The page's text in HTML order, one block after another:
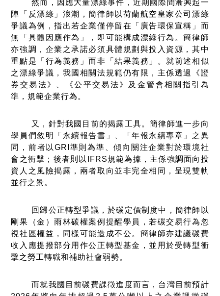
然而，因應大量漂綠事件，近期國際間漸興起一
陣「反漂綠」浪潮，簡律師以荷蘭航空皇家公司漂綠
爭議為例，指出若企業僅停留在「廣告環保宣稱」而
無「具體因應作為」，即可能構成漂綠行為。簡律師
亦強調，企業之承諾必須具體規劃與投入資源，其中
重點是「行為義務」而非「結果義務」。就前述相似
之漂綠爭議，我國相關法規範仍有限，主係透過《證
券交易法》、《公平交易法》及金管會相關指引為
準，規範企業行為。
又，針對我國目前的揭露工具。簡律師進一步向
學員們敘明「永續報告書」、「年報永續專章」之異
同，前者以GRI準則為準、傾向關注企業對於環境社
會之衝擊；後者則以IFRS規範為據，主係強調面向投
資人之風險揭露，兩者取向並非完全相同，呈現雙軌
並行之景。
回歸公正轉型爭議，於碳定價制度中，簡律師以
剛果（金）雨林碳權案例提醒學員，若碳交易行為忽
視社區權益，同樣可能造成不公。簡律師亦建議碳費
收入應提撥部分用作公正轉型基金，並用於受轉型衝
擊之勞工轉職和補助社會弱勢。
而就我國目前碳費課徵進度而言，台灣目前預計